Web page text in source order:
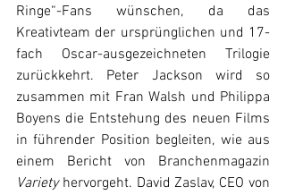
Ringe“-Fans wünschen, da das
Kreativteam der ursprünglichen und 17-
fach Oscar-ausgezeichneten Trilogie
zurückkehrt. Peter Jackson wird so
zusammen mit Fran Walsh und Philippa
Boyens die Entstehung des neuen Films
in führender Position begleiten, wie aus
Variety hervorgeht. David Zaslav, CEO von